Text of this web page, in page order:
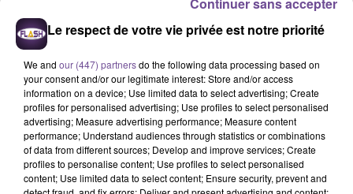
Une société basée à Châtellerault
recrute un employé administratif (H/F).
Le respect de votre vie privée est notre priorité
We and our (447) partnersdo the following data processing based on
your consent and/or our legitimate interest: Store and/or access
information on a device; Use limited data to select advertising; Create
profiles for personalised advertising; Use profiles to select personalised
advertising; Measure advertising performance; Measure content
performance; Understand audiences through statistics or combinations
of data from different sources; Develop and improve services; Create
profiles to personalise content; Use profiles to select personalised
content; Use limited data to select content; Ensure security, prevent and